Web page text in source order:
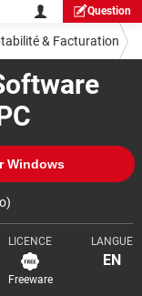
Question
Windows
LICENCE
Freeware
LANGUE
EN
& Facturation